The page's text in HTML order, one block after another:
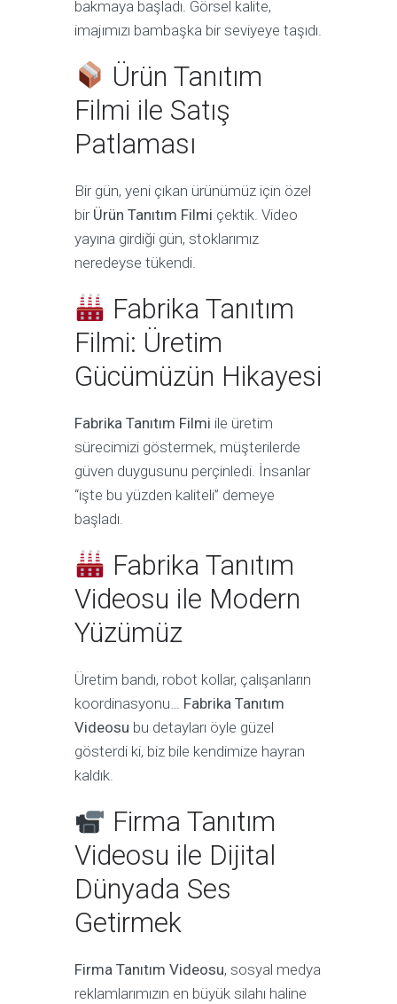
bakmaya başladı. Görsel kalite,
imajımızı bambaşka bir seviyeye taşıdı.
Ürün Tanıtım
Filmi ile Satış
Patlaması
Bir gün, yeni çıkan ürünümüz için özel
bir Ürün Tanıtım Filmi çektik. Video
yayına girdiği gün, stoklarımız
neredeyse tükendi.
Fabrika Tanıtım
Filmi: Üretim
Gücümüzün Hikayesi
Fabrika Tanıtım Filmi ile üretim
sürecimizi göstermek, müşterilerde
güven duygusunu perçinledi. İnsanlar
“işte bu yüzden kaliteli” demeye
başladı.
Fabrika Tanıtım
Videosu ile Modern
Yüzümüz
Üretim bandı, robot kollar, çalışanların
koordinasyonu… Fabrika Tanıtım
Videosu bu detayları öyle güzel
gösterdi ki, biz bile kendimize hayran
kaldık.
Firma Tanıtım
Videosu ile Dijital
Dünyada Ses
Getirmek
Firma Tanıtım Videosu, sosyal medya
reklamlarımızın en büyük silahı haline